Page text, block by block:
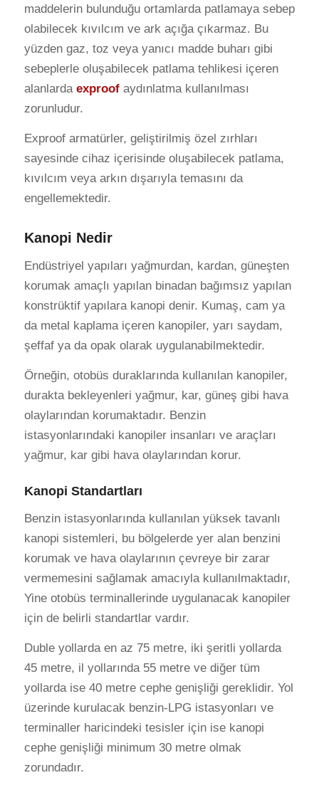
maddelerin bulunduğu ortamlarda patlamaya sebep
olabilecek kıvılcım ve ark açığa çıkarmaz. Bu
yüzden gaz, toz veya yanıcı madde buharı gibi
sebeplerle oluşabilecek patlama tehlikesi içeren
alanlarda exproofaydınlatma kullanılması
zorunludur.
Exproof armatürler, geliştirilmiş özel zırhları
sayesinde cihaz içerisinde oluşabilecek patlama,
kıvılcım veya arkın dışarıyla temasını da
engellemektedir.
Kanopi Nedir
Endüstriyel yapıları yağmurdan, kardan, güneşten
korumak amaçlı yapılan binadan bağımsız yapılan
konstrüktif yapılara kanopi denir. Kumaş, cam ya
da metal kaplama içeren kanopiler, yarı saydam,
şeffaf ya da opak olarak uygulanabilmektedir.
Örneğin, otobüs duraklarında kullanılan kanopiler,
durakta bekleyenleri yağmur, kar, güneş gibi hava
olaylarından korumaktadır. Benzin
istasyonlarındaki kanopiler insanları ve araçları
yağmur, kar gibi hava olaylarından korur.
Kanopi Standartları
Benzin istasyonlarında kullanılan yüksek tavanlı
kanopi sistemleri, bu bölgelerde yer alan benzini
korumak ve hava olaylarının çevreye bir zarar
vermemesini sağlamak amacıyla kullanılmaktadır,
Yine otobüs terminallerinde uygulanacak kanopiler
için de belirli standartlar vardır.
Duble yollarda en az 75 metre, iki şeritli yollarda
45 metre, il yollarında 55 metre ve diğer tüm
yollarda ise 40 metre cephe genişliği gereklidir. Yol
üzerinde kurulacak benzin-LPG istasyonları ve
terminaller haricindeki tesisler için ise kanopi
cephe genişliği minimum 30 metre olmak
zorundadır.